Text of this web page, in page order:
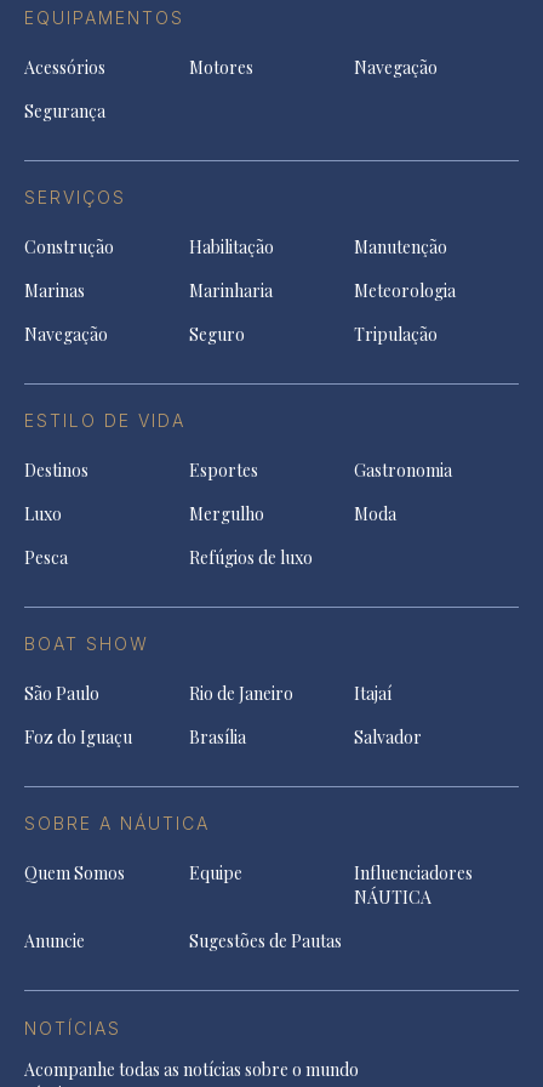
EQUIPAMENTOS
Acessórios Motores
Navegação
Segurança
SERVIÇOS
Construção Habilitação
Manutenção
Marinas
Marinharia
Meteorologia
Navegação
Seguro Tripulação
ESTILO DE VIDA
Destinos Esportes
Gastronomia
Luxo
Mergulho
Moda
Pesca
Refúgios de luxo
BOAT SHOW
São Paulo Rio de Janeiro
Itajaí
Foz do Iguaçu
Brasília Salvador
SOBRE A NÁUTICA
Quem Somos Equipe
Influenciadores
NÁUTICA
Anuncie
Sugestões de Pautas
NOTÍCIAS
Acompanhe todas as notícias sobre o mundo